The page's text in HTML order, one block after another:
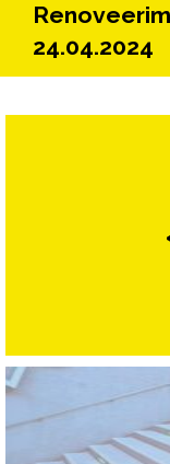
24.04.2024